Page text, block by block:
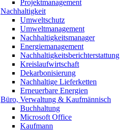
Projektmanagement
Nachhaltigkeit
Umweltschutz
Umweltmanagement
Nachhaltigkeitsmanager
Energiemanagement
Nachhaltigkeitsberichterstattung
Kreislaufwirtschaft
Dekarbonisierung
Nachhaltige Lieferketten
Erneuerbare Energien
Büro, Verwaltung & Kaufmännisch
Buchhaltung
Microsoft Office
Kaufmann